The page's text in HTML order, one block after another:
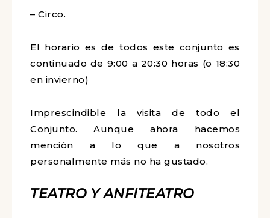
– Circo.
El horario es de todos este conjunto es
continuado de 9:00 a 20:30 horas (o 18:30
en invierno)
Imprescindible la visita de todo el
Conjunto. Aunque ahora hacemos
mención a lo que a nosotros
personalmente más no ha gustado.
TEATRO Y ANFITEATRO